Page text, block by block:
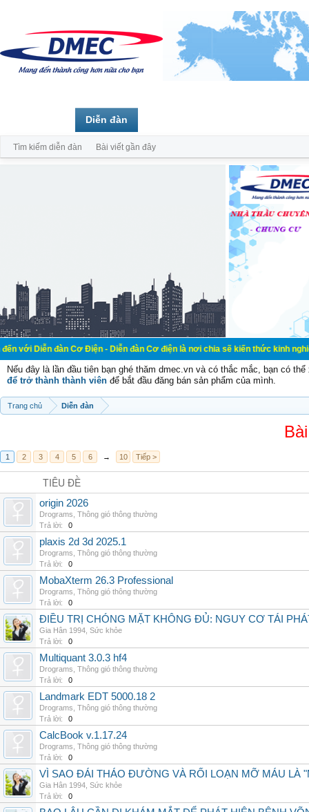
đàn Cơ Điện - Diễn đàn Cơ điện là nơi chia sẽ kiến thức kinh nghiệm
Nếu đây là lần đầu tiên bạn ghé thăm dmec.vn và có thắc mắc, bạn có
để trở thành thành viên để bắt đầu đăng bán sản phẩm của mình.
Trang chủ Diễn đàn
1 2 3 4 5 6 → 10 Tiếp >
TIÊU ĐỀ
origin 2026
Drograms Thông gió thông thường
Trả lời:
0
plaxis 2d 3d 2025.1
Drograms Thông gió thông thường
Trả lời:
0
MobaXterm 26.3 Professional
Drograms Thông gió thông thường
Trả lời:
0
ĐIỀU TRỊ CHÓNG MẶT KHÔNG ĐỦ: NGUY CƠ TÁI
Gia Hân 1994 Sức khỏe
Trả lời:
0
Multiquant 3.0.3 hf4
Drograms Thông gió thông thường
Trả lời:
0
Landmark EDT 5000.18 2
Drograms Thông gió thông thường
Trả lời:
0
CalcBook v.1.17.24
Drograms Thông gió thông thường
Trả lời:
0
VÌ SAO ĐÁI THÁO ĐƯỜNG VÀ RỐI LOẠN MỠ MÁU LÀ
Gia Hân 1994 Sức khỏe
Trả lời:
0
Diễn đàn
Tìm kiếm diễn đàn Bài viết gần đây